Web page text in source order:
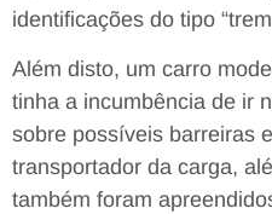
identificações do tipo
Além disto, um carro
tinha a incumbência de ir
sobre possíveis barreiras
transportador da carga,
também foram